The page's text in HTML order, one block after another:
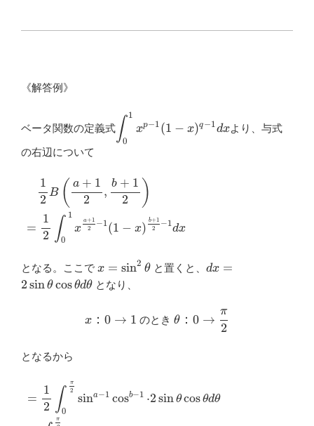
《解答例》
ベータ関数の定義式
\displaystyle
\int_{0}^{1}
x^{p-1}(1-
∫0
1
xp−1 (1 − x)q−1 dxより、与式
の右辺について
1
2
B ( a + 1
2
,
b + 1
2
)
=
1
2
∫
1
0
x
a+1
2
−1(1 − x) b+1
2
−1dx
1 a 12 ,b 1 2 = 1
となる。ここで x=\sin^2
\theta
x = sin2 θと置くと、 dx=2\sin
\theta
d\theta
dx =
2sinθ cos θdθとなり、
x：
x ：0 → 1 のとき \theta ：0
θ： 0 →
2
π
となるから
=
1
2
∫
π
2
0
sina−1 cosb−1 ⋅2sinθcosθdθ
π
sin